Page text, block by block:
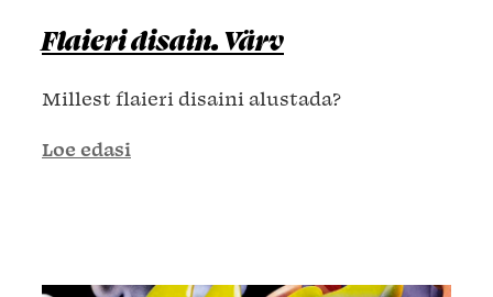
Flaieri disain. Värv
Millest flaieri disaini alustada?
Loe edasi